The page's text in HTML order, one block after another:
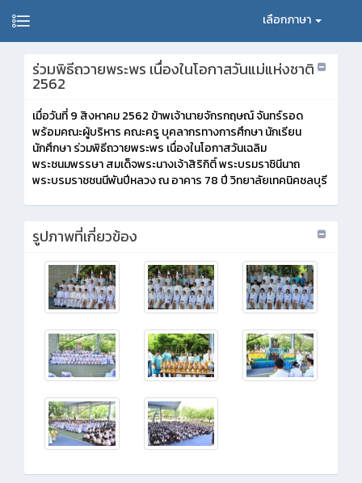
เลือกภาษา
ร่วมพิธีถวายพระพร เนื่องในโอกาสวันแม่แห่งชาติ
2562
เมื่อวันที่ 9 สิงหาคม 2562 ข้าพเจ้านายจักรกฤษณ์ จันทร์รอด
พร้อมคณะผู้บริหาร คณะครู บุคลากรทางการศึกษา นักเรียน
นักศึกษา ร่วมพิธีถวายพระพร เนื่องในโอกาสวันเฉลิม
พระชนมพรรษา สมเด็จพระนางเจ้าสิริกิติ์ พระบรมราชินีนาถ
พระบรมราชชนนีพันปีหลวง ณ อาคาร 78 ปี วิทยาลัยเทคนิคชลบุรี
รูปภาพที่เกี่ยวข้อง